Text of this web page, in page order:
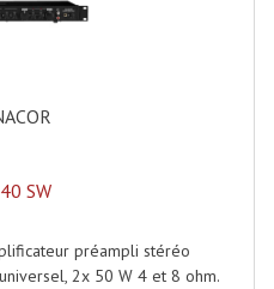
SW
préampli stéréo
2x 50 W 4 et 8 ohm.